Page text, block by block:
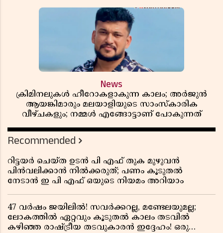
News
ക്രിമിനലുകൾ ഹീറോകളാകുന്ന കാലം; അർജുൻ
ആയങ്കിമാരും മലയാളിയുടെ സാംസ്കാരിക
വീഴ്ചകളും; നമ്മൾ എങ്ങോട്ടാണ് പോകുന്നത്
Recommended
റിട്ടയർ ചെയ്ത ഉടൻ പി എഫ് തുക മുഴുവൻ
പിൻവലിക്കാൻ നിൽക്കരുത്; പണം കൂടുതൽ
നേടാൻ ഇ പി എഫ് ഒയുടെ നിയമം അറിയാം
47 വർഷം ജയിലിൽ! സവർക്കറല്ല, മണ്ടേലയുമല്ല;
ലോകത്തിൽ ഏറ്റവും കൂടുതൽ കാലം തടവിൽ
കഴിഞ്ഞ രാഷ്ട്രീയ തടവുകാരൻ ഇദ്ദേഹം! ഒരു